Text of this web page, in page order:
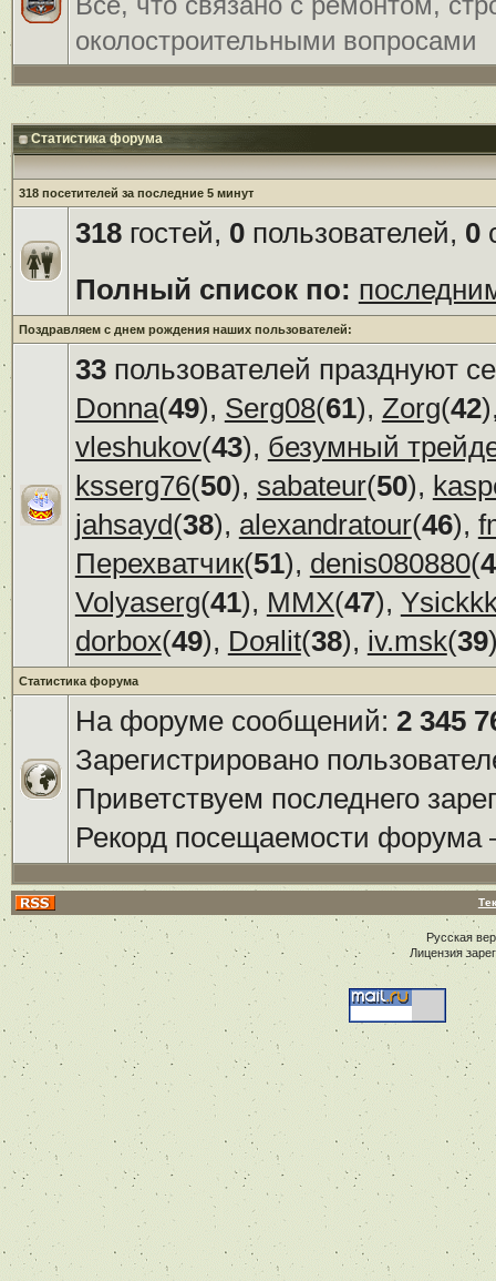
околостроительными вопросами
Статистика форума
318 посетителей за последние 5 минут
318гостей, 0пользователей, 0
Полный список по:
Поздравляем с днем рождения наших пользователей:
33пользователей празднуют
Donna(49), Serg08(61), Zorg(42
vleshukov(43), безумный
ksserg76(50), sabateur(50),
jahsayd(38), alexandratour(46),
Перехватчик(51), denis080880(
Volyaserg(41), ММХ(47),
dorbox(49), Doяlit(38), iv.msk(39
Статистика форума
На форуме сообщений: 2 345
Зарегистрировано
Приветствуем последнего
Рекорд посещаемости
Русская
Лицензия